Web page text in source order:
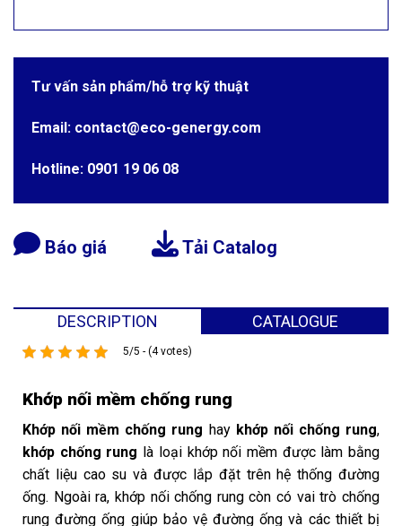
Tư vấn sản phẩm/hỗ trợ kỹ thuật
Email: contact@eco-genergy.com
Hotline: 0901 19 06 08
Báo giá Tải Catalog
DESCRIPTION CATALOGUE
5/5 - (4 votes)
Khớp nối mềm chống rung
Khớp nối mềm chống rung hay khớp nối chống rung,
khớp chống rung là loại khớp nối mềm được làm bằng
chất liệu cao su và được lắp đặt trên hệ thống đường
ống. Ngoài ra, khớp nối chống rung còn có vai trò chống
rung đường ống giúp bảo vệ đường ống và các thiết bị